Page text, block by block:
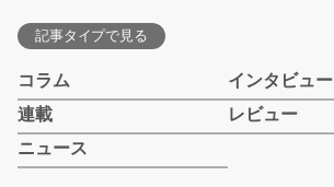
記事タイプで見る
コラム
インタビュー
連載
レビュー
ニュース